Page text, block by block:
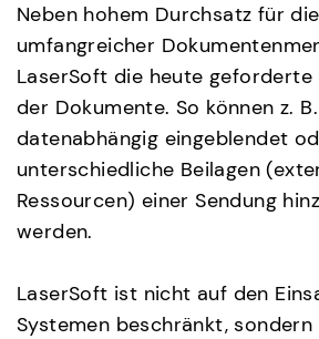
Neben hohem Durchsatz für
umfangreicher
LaserSoft die heute geforderte
der Dokumente. So können z.
datenabhängig eingeblendet
unterschiedliche Beilagen
Ressourcen) einer Sendung
werden.
LaserSoft ist nicht auf den
Systemen beschränkt, sondern